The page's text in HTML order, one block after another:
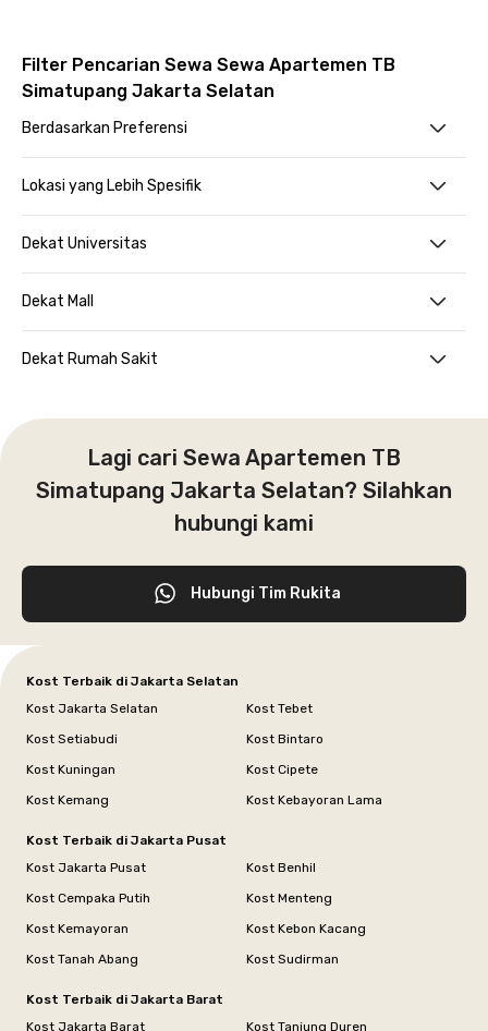
Filter Pencarian Sewa Sewa Apartemen TB
Simatupang Jakarta Selatan
Berdasarkan Preferensi
Lokasi yang Lebih Spesifik
Dekat Universitas
Dekat Mall
Dekat Rumah Sakit
Lagi cari Sewa Apartemen TB
Simatupang Jakarta Selatan? Silahkan
hubungi kami
Hubungi Tim Rukita
Kost Terbaik di Jakarta Selatan
Kost Jakarta Selatan
Kost Tebet
Kost Setiabudi
Kost Bintaro
Kost Kuningan
Kost Cipete
Kost Kemang
Kost Kebayoran Lama
Kost Terbaik di Jakarta Pusat
Kost Jakarta Pusat
Kost Benhil
Kost Cempaka Putih
Kost Menteng
Kost Kemayoran
Kost Kebon Kacang
Kost Tanah Abang
Kost Sudirman
Kost Terbaik di Jakarta Barat
Kost Jakarta Barat
Kost Tanjung Duren